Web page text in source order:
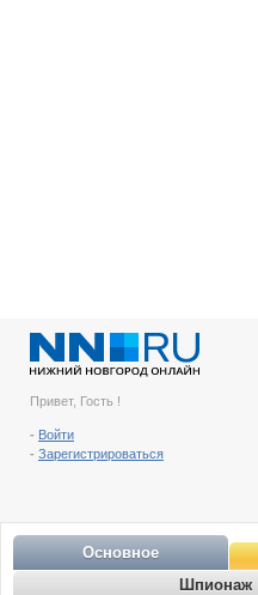
Привет, Гость !
- Войти
- Зарегистрироваться
Основное
Шпионаж